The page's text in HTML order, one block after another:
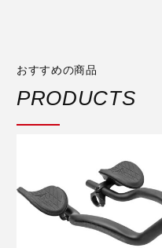
おすすめの商品
PRODUCTS